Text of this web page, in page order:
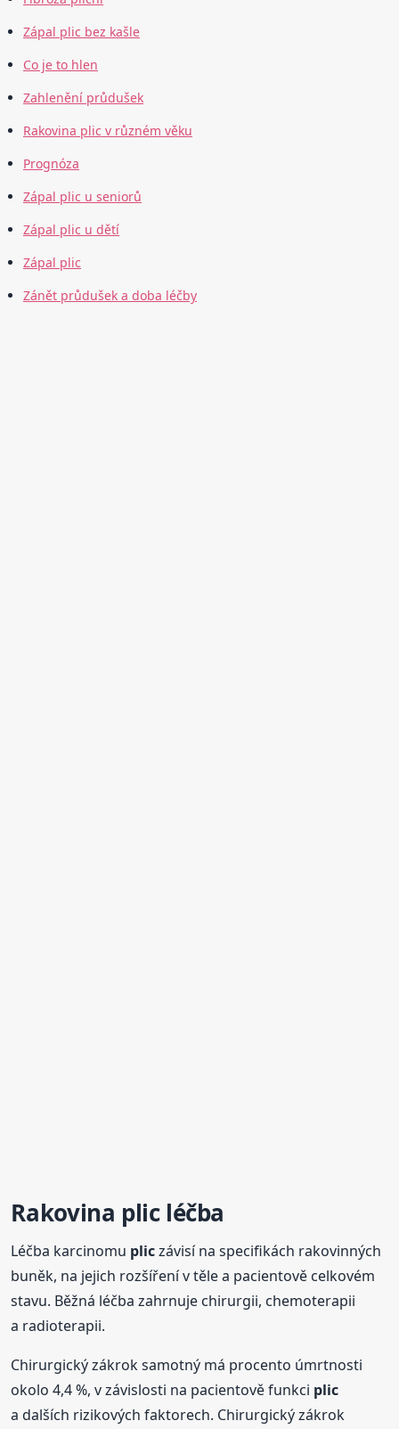
Zápal plic bez kašle
Co je to hlen
Zahlenění průdušek
Rakovina plic v různém věku
Prognóza
Zápal plic u seniorů
Zápal plic u dětí
Zápal plic
Zánět průdušek a doba léčby
Rakovina plicléčba
Léčba karcinomu pliczávisí na specifikách rakovinných
buněk, na jejich rozšíření v těle a pacientově celkovém
stavu. Běžná léčba zahrnuje chirurgii, chemoterapii
a radioterapii.
Chirurgický zákrok samotný má procento úmrtnosti
okolo 4,4 %, v závislosti na pacientově funkci plic
a dalších rizikových faktorech. Chirurgický zákrok